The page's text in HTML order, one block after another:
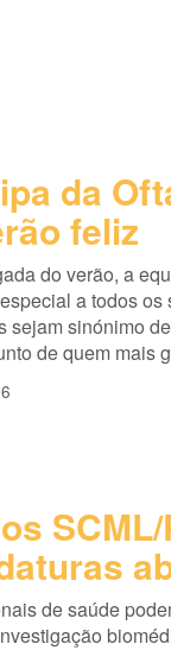
da
feliz
do verão, a
a todos
sejam sinónimo
de quem mais
de saúde